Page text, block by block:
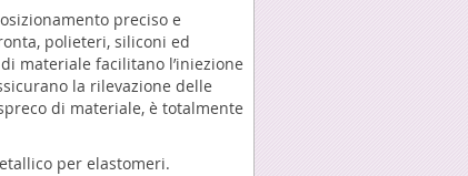
preciso e
polieteri, siliconi ed
materiale facilitano l’iniezione
la rilevazione delle
di materiale, è totalmente
per elastomeri.